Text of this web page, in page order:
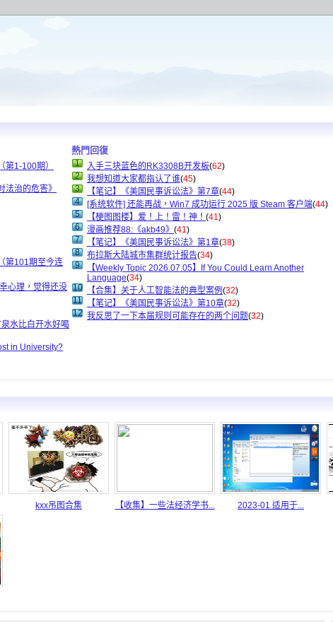
熱門回復
第1-100期）
法治的危害》
第101期至今连
心理，觉得还没
水比白开水好喝
in University?
1 入手三块蓝色的RK3308B开发板(62)
2
我想知道大家都指认了谁(45)
3
【笔记】《美国民事诉讼法》第7章(44)
4
[系统软件] 还能再战，Win7 成功运行 2025 版 Steam 客户端(44)
5
【梗图图楼】爱！上！雷！神！ (41)
6
漫画推荐88:《akb49》 (41)
7
【笔记】《美国民事诉讼法》第1章(38)
8
布拉斯大陆城市集群统计报告(34)
9
【Weekly Topic 2026.07.05】If You Could Learn Another
Language(34)
10
【合集】关于人工智能法的典型案例 (32)
11
【笔记】《美国民事诉讼法》第10章(32)
12 我反思了一下本届规则可能存在的两个问题(32)
kxx吊图合集 【收集】一些法经济学书... 2023-01 适用于...